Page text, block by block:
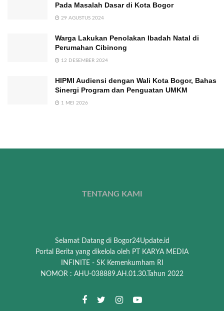
Pada Masalah Dasar di Kota Bogor
29 AGUSTUS 2024
Warga Lakukan Penolakan Ibadah Natal di
Perumahan Cibinong
12 DESEMBER 2024
HIPMI Audiensi dengan Wali Kota Bogor, Bahas
Sinergi Program dan Penguatan UMKM
1 MEI 2026
TENTANG KAMI
Selamat Datang di Bogor24Update.id
Portal Berita yang dikelola oleh PT KARYA MEDIA
INFINITE - SK Kemenkumham RI
NOMOR : AHU-038889.AH.01.30.Tahun 2022